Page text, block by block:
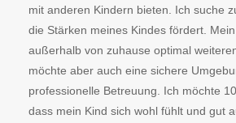
mit anderen Kindern bieten. Ich suche
die Stärken meines Kindes fördert.
außerhalb von zuhause optimal
möchte aber auch eine sichere
professionelle Betreuung. Ich möchte
dass mein Kind sich wohl fühlt und gut